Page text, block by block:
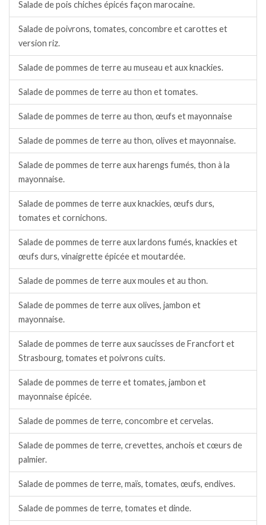
Salade de pois chiches épicés façon marocaine.
Salade de poivrons, tomates, concombre et carottes et
version riz.
Salade de pommes de terre au museau et aux knackies.
Salade de pommes de terre au thon et tomates.
Salade de pommes de terre au thon, œufs et mayonnaise
Salade de pommes de terre au thon, olives et mayonnaise.
Salade de pommes de terre aux harengs fumés, thon à la
mayonnaise.
Salade de pommes de terre aux knackies, œufs durs,
tomates et cornichons.
Salade de pommes de terre aux lardons fumés, knackies et
œufs durs, vinaigrette épicée et moutardée.
Salade de pommes de terre aux moules et au thon.
Salade de pommes de terre aux olives, jambon et
mayonnaise.
Salade de pommes de terre aux saucisses de Francfort et
Strasbourg, tomates et poivrons cuits.
Salade de pommes de terre et tomates, jambon et
mayonnaise épicée.
Salade de pommes de terre, concombre et cervelas.
Salade de pommes de terre, crevettes, anchois et cœurs de
palmier.
Salade de pommes de terre, maïs, tomates, œufs, endives.
Salade de pommes de terre, tomates et dinde.